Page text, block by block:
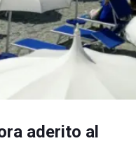
aderito al